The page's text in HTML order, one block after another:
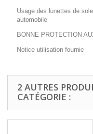
Usage des lunettes de
automobile
BONNE PROTECTION
Notice utilisation fournie
2 AUTRES
CATÉGORIE :